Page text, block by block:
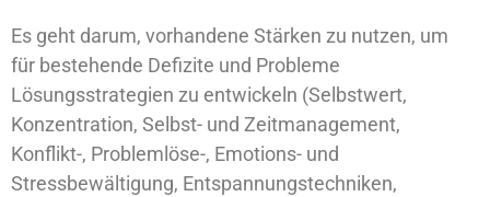
Es geht darum, vorhandene Stärken zu nutzen, um
für bestehende Defizite und Probleme
Lösungsstrategien zu entwickeln (Selbstwert,
Konzentration, Selbst- und Zeitmanagement,
Konflikt-, Problemlöse-, Emotions- und
Stressbewältigung, Entspannungstechniken,